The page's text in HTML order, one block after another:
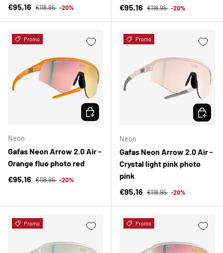
Precio de venta
€95,16 Precio normal
€118,95 -20%
Precio de venta
€95,16 Precio normal
€118,95 -20%
Promo
Neon
Gafas Neon Arrow 2.0 Air -
Orange fluo photo red
Precio de venta
€95,16 Precio normal
€118,95 -20%
ELEGIR OPCIONES
Promo
Neon
Gafas Neon Arrow 2.0 Air -
Crystal light pink photo
pink
Precio de venta
€95,16 Precio normal
€118,95 -20%
ELEGIR
Promo Promo